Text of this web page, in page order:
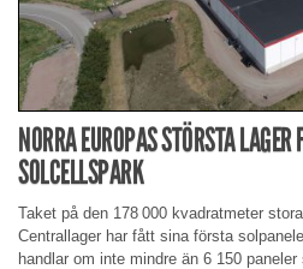
NORRA EUROPAS STÖRSTA LAGER
SOLCELLSPARK
Taket på den 178 000 kvadratmeter
Centrallager har fått sina första
handlar om inte mindre än 6 150